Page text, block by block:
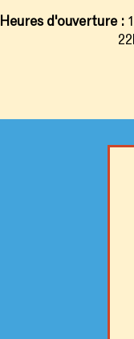
Heures d'ouverture :